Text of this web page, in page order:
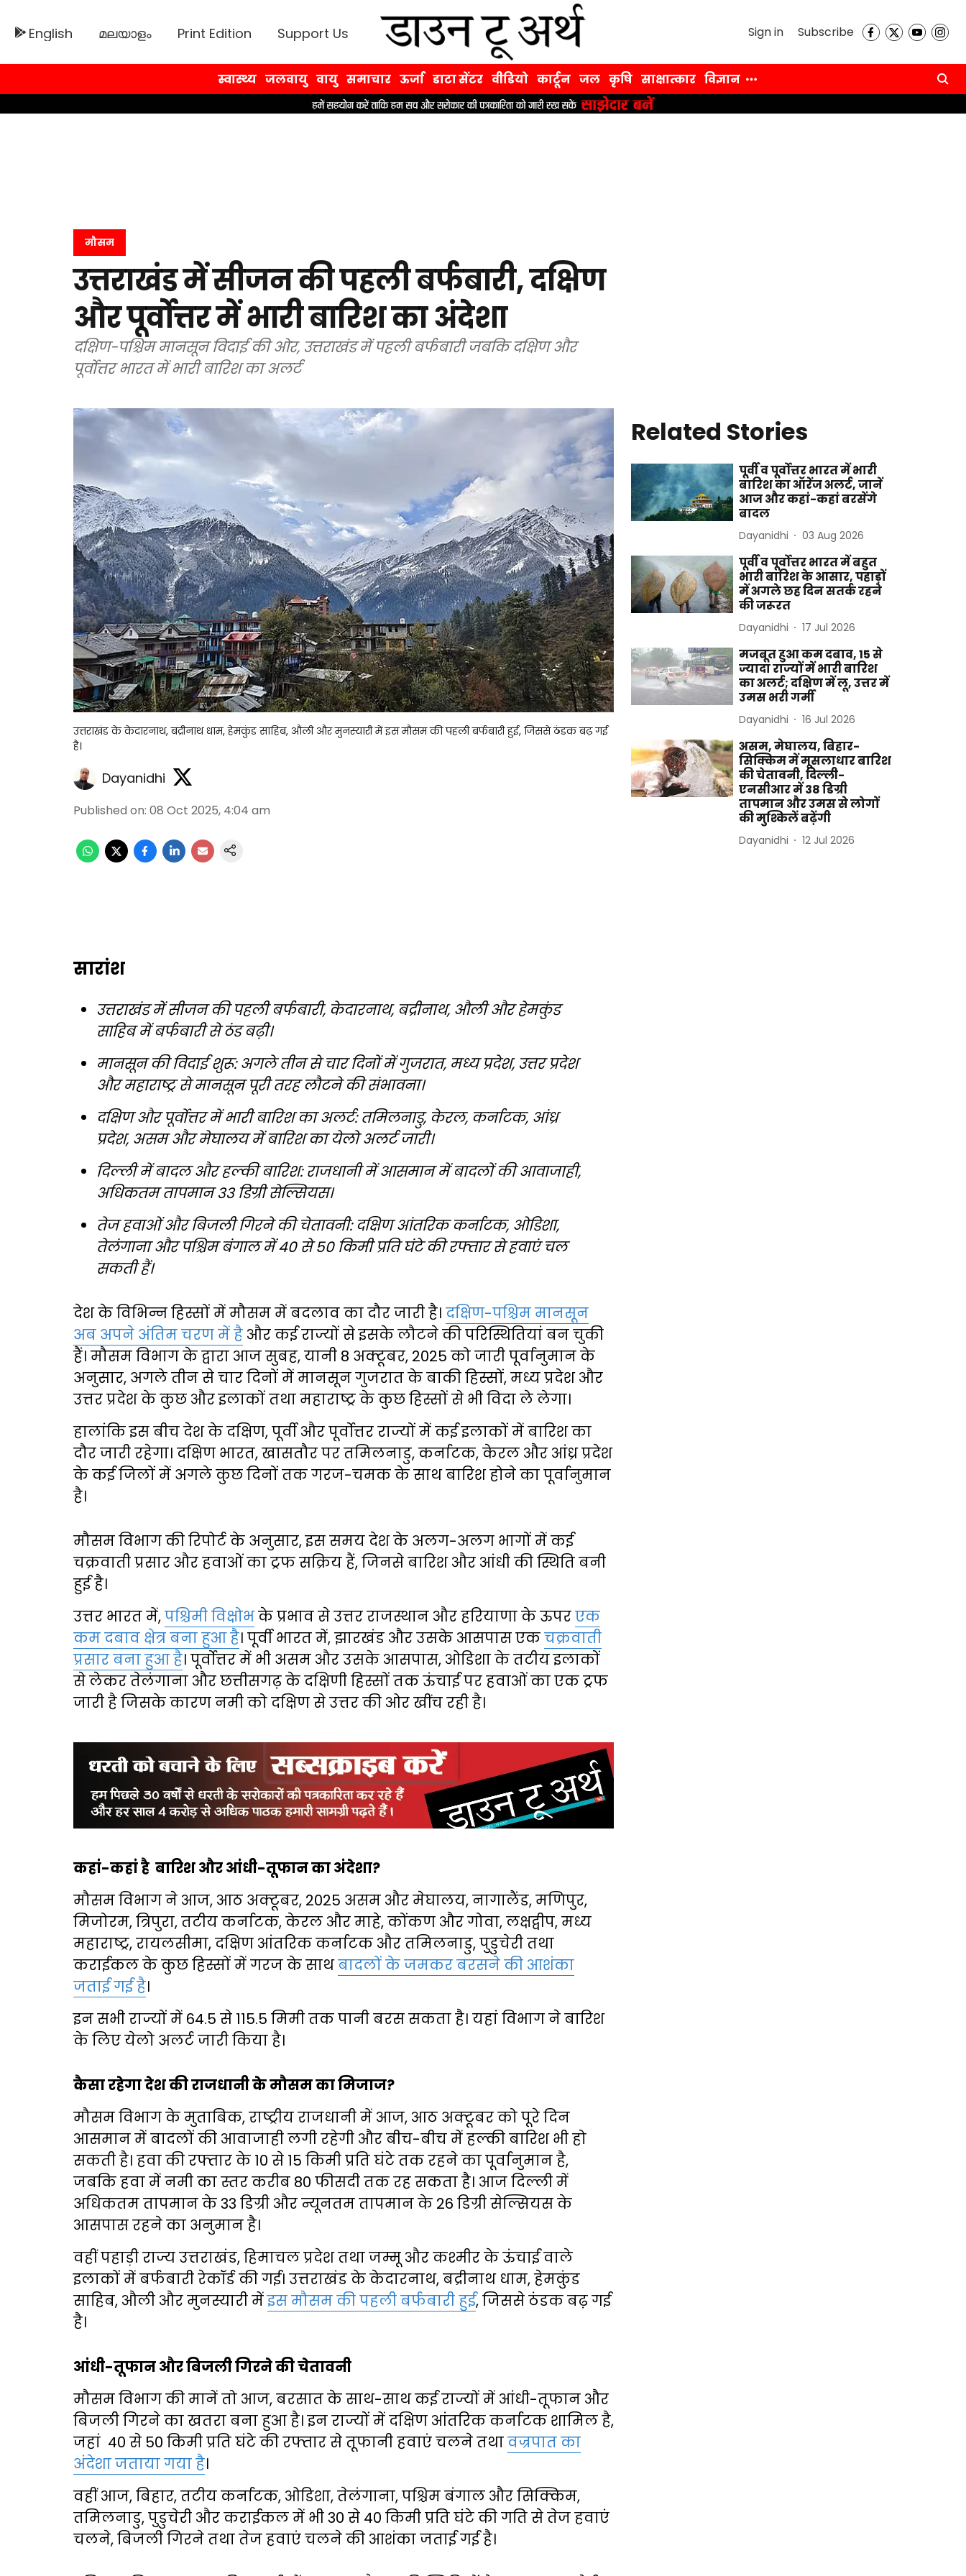
English മലയാളം Print Edition Support Us Sign in Subscribe
स्वास्थ्य जलवायु वायु समाचार ऊर्जा डाटा सेंटर वीडियो कार्टून जल कृषि साक्षात्कार विज्ञान
मौसम
उत्तराखंड में सीजन की पहली बर्फबारी, दक्षिण
और पूर्वोत्तर में भारी बारिश का अंदेशा
दक्षिण-पश्चिम मानसून विदाई की ओर, उत्तराखंड में पहली बर्फबारी जबकि दक्षिण और
पूर्वोत्तर भारत में भारी बारिश का अलर्ट
उत्तराखंड के केदारनाथ, बद्रीनाथ धाम, हेमकुंड साहिब, औली और मुनस्यारी में इस मौसम की पहली बर्फबारी हुई, जिससे ठंडक बढ़ गई
है।
Dayanidhi
Published on: 08 Oct 2025, 4:04 am
सारांश
उत्तराखंड में सीजन की पहली बर्फबारी, केदारनाथ, बद्रीनाथ, औली और हेमकुंड
साहिब में बर्फबारी से ठंड बढ़ी।
मानसून की विदाई शुरू: अगले तीन से चार दिनों में गुजरात, मध्य प्रदेश, उत्तर प्रदेश
और महाराष्ट्र से मानसून पूरी तरह लौटने की संभावना।
दक्षिण और पूर्वोत्तर में भारी बारिश का अलर्ट: तमिलनाडु, केरल, कर्नाटक, आंध्र
प्रदेश, असम और मेघालय में बारिश का येलो अलर्ट जारी।
दिल्ली में बादल और हल्की बारिश: राजधानी में आसमान में बादलों की आवाजाही,
अधिकतम तापमान 33 डिग्री सेल्सियस।
तेज हवाओं और बिजली गिरने की चेतावनी: दक्षिण आंतरिक कर्नाटक, ओडिशा,
तेलंगाना और पश्चिम बंगाल में 40 से 50 किमी प्रति घंटे की रफ्तार से हवाएं चल
सकती हैं।
देश के विभिन्न हिस्सों में मौसम में बदलाव का दौर जारी है। दक्षिण-पश्चिम मानसून
अब अपने अंतिम चरण में है और कई राज्यों से इसके लौटने की परिस्थितियां बन चुकी
हैं। मौसम विभाग के द्वारा आज सुबह, यानी 8 अक्टूबर, 2025 को जारी पूर्वानुमान के
अनुसार, अगले तीन से चार दिनों में मानसून गुजरात के बाकी हिस्सों, मध्य प्रदेश और
उत्तर प्रदेश के कुछ और इलाकों तथा महाराष्ट्र के कुछ हिस्सों से भी विदा ले लेगा।
हालांकि इस बीच देश के दक्षिण, पूर्वी और पूर्वोत्तर राज्यों में कई इलाकों में बारिश का
दौर जारी रहेगा। दक्षिण भारत, खासतौर पर तमिलनाडु, कर्नाटक, केरल और आंध्र प्रदेश
के कई जिलों में अगले कुछ दिनों तक गरज-चमक के साथ बारिश होने का पूर्वानुमान
है।
मौसम विभाग की रिपोर्ट के अनुसार, इस समय देश के अलग-अलग भागों में कई
चक्रवाती प्रसार और हवाओं का ट्रफ सक्रिय हैं, जिनसे बारिश और आंधी की स्थिति बनी
हुई है।
उत्तर भारत में,पश्चिमी विक्षोभके प्रभाव से उत्तर राजस्थान और हरियाणा के ऊपरएक
कम दबाव क्षेत्र बना हुआ है। पूर्वी भारत में, झारखंड और उसके आसपास एकचक्रवाती
प्रसार बना हुआ है। पूर्वोत्तर में भी असम और उसके आसपास, ओडिशा के तटीय इलाकों
से लेकर तेलंगाना और छत्तीसगढ़ के दक्षिणी हिस्सों तक ऊंचाई पर हवाओं का एक ट्रफ
जारी है जिसके कारण नमी को दक्षिण से उत्तर की ओर खींच रही है।
कहां-कहां है बारिश और आंधी-तूफान का अंदेशा?
मौसम विभाग ने आज, आठ अक्टूबर, 2025 असम और मेघालय, नागालैंड, मणिपुर,
मिजोरम, त्रिपुरा, तटीय कर्नाटक, केरल और माहे, कोंकण और गोवा, लक्षद्वीप, मध्य
महाराष्ट्र, रायलसीमा, दक्षिण आंतरिक कर्नाटक और तमिलनाडु, पुडुचेरी तथा
कराईकल के कुछ हिस्सों में गरज के साथबादलों के जमकर बरसने की आशंका
जताई गई है।
इन सभी राज्यों में 64.5 से 115.5 मिमी तक पानी बरस सकता है। यहां विभाग ने बारिश
के लिए येलो अलर्ट जारी किया है।
कैसा रहेगा देश की राजधानी के मौसम का मिजाज?
मौसम विभाग के मुताबिक, राष्ट्रीय राजधानी में आज, आठ अक्टूबर को पूरे दिन
आसमान में बादलों की आवाजाही लगी रहेगी और बीच-बीच में हल्की बारिश भी हो
सकती है। हवा की रफ्तार के 10 से 15 किमी प्रति घंटे तक रहने का पूर्वानुमान है,
जबकि हवा में नमी का स्तर करीब 80 फीसदी तक रह सकता है। आज दिल्ली में
अधिकतम तापमान के 33 डिग्री और न्यूनतम तापमान के 26 डिग्री सेल्सियस के
आसपास रहने का अनुमान है।
वहीं पहाड़ी राज्य उत्तराखंड, हिमाचल प्रदेश तथा जम्मू और कश्मीर के ऊंचाई वाले
इलाकों में बर्फबारी रेकॉर्ड की गई। उत्तराखंड के केदारनाथ, बद्रीनाथ धाम, हेमकुंड
साहिब, औली और मुनस्यारी मेंइस मौसम की पहली बर्फबारी हुई, जिससे ठंडक बढ़ गई
है।
आंधी-तूफान और बिजली गिरने की चेतावनी
मौसम विभाग की मानें तो आज, बरसात के साथ-साथ कई राज्यों में आंधी-तूफान और
बिजली गिरने का खतरा बना हुआ है। इन राज्यों में दक्षिण आंतरिक कर्नाटक शामिल है,
जहां 40 से 50 किमी प्रति घंटे की रफ्तार से तूफानी हवाएं चलने तथावज्रपात का
अंदेशा जताया गया है।
वहीं आज, बिहार, तटीय कर्नाटक, ओडिशा, तेलंगाना, पश्चिम बंगाल और सिक्किम,
तमिलनाडु, पुडुचेरी और कराईकल में भी 30 से 40 किमी प्रति घंटे की गति से तेज हवाएं
चलने, बिजली गिरने तथा तेज हवाएं चलने की आशंका जताई गई है।
Related Stories
पूर्वी व पूर्वोत्तर भारत में भारी
बारिश का ऑरेंज अलर्ट, जानें
आज और कहां-कहां बरसेंगे
बादल
Dayanidhi 03 Aug 2026
पूर्वी व पूर्वोत्तर भारत में बहुत
भारी बारिश के आसार, पहाड़ों
में अगले छह दिन सतर्क रहने
की जरूरत
Dayanidhi 17 Jul 2026
मजबूत हुआ कम दबाव, 15 से
ज्यादा राज्यों में भारी बारिश
का अलर्ट; दक्षिण में लू, उत्तर में
उमस भरी गर्मी
Dayanidhi 16 Jul 2026
असम, मेघालय, बिहार-
सिक्किम में मूसलाधार बारिश
की चेतावनी, दिल्ली-
एनसीआर में 38 डिग्री
तापमान और उमस से लोगों
की मुश्किलें बढ़ेंगी
Dayanidhi 12 Jul 2026